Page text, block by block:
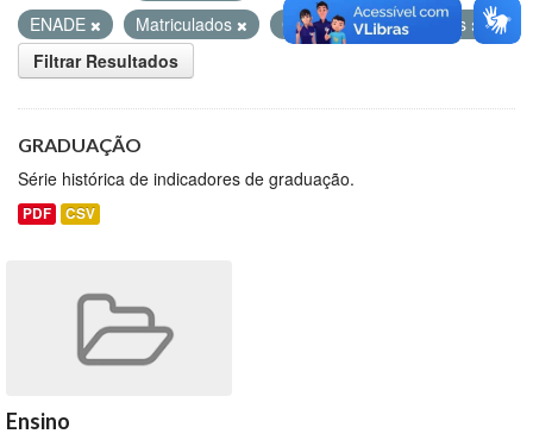
ENADE
Matriculados Concluintes
Vagas
Filtrar Resultados
GRADUAÇÃO
Série histórica de indicadores de graduação.
PDF CSV
Ensino